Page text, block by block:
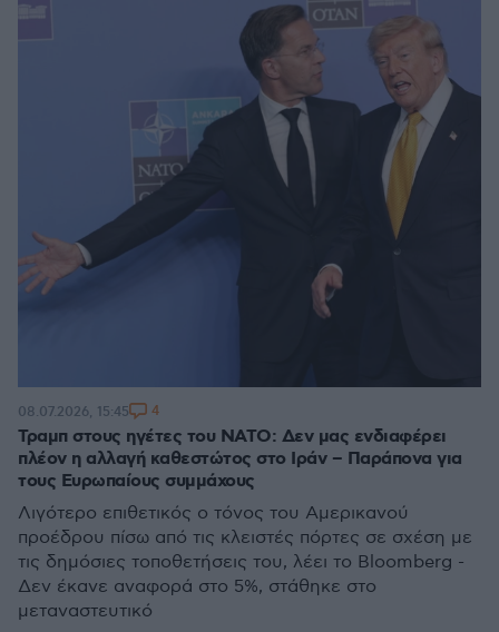
Τραμπ στους ηγέτες του ΝΑΤΟ: Δεν μας ενδιαφέρει
πλέον η αλλαγή καθεστώτος στο Ιράν – Παράπονα για
τους Ευρωπαίους συμμάχους
Λιγότερο επιθετικός ο τόνος του Αμερικανού
προέδρου πίσω από τις κλειστές πόρτες σε σχέση με
τις δημόσιες τοποθετήσεις του, λέει το Bloomberg -
Δεν έκανε αναφορά στο 5%, στάθηκε στο
μεταναστευτικό
08.07.2026, 15:45 4